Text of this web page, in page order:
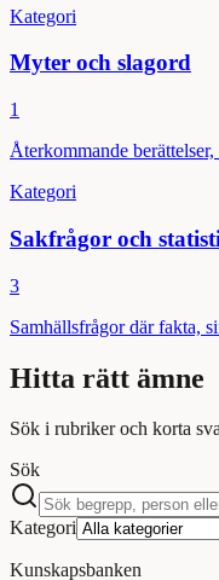
Kategori
Myter och slagord
1
Återkommande
Kategori
Sakfrågor och
3
Samhällsfrågor där fakta,
Hitta rätt ämne
Sök i rubriker och korta
Sök
Kategori
Kunskapsbanken